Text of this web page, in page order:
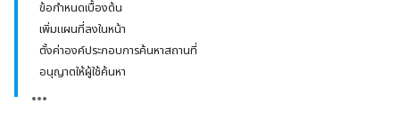
ข้อกำหนดเบื้องต้น
เพิ่มแผนที่ลงในหน้า
ตั้งค่าองค์ประกอบการค้นหาสถานที่
อนุญาตให้ผู้ใช้ค้นหา